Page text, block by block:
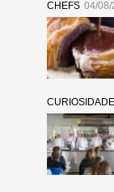
CHEFS 04/08/